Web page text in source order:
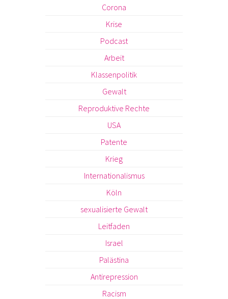
Corona
Krise
Podcast
Arbeit
Klassenpolitik
Gewalt
Reproduktive Rechte
USA
Patente
Krieg
Internationalismus
Köln
sexualisierte Gewalt
Leitfaden
Israel
Palästina
Antirepression
Racism